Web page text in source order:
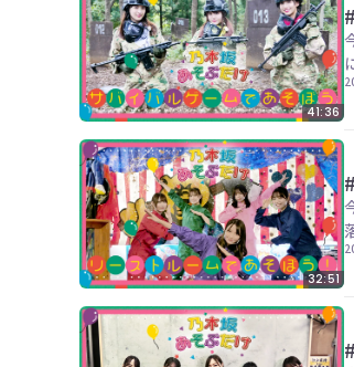
41:36
32:51